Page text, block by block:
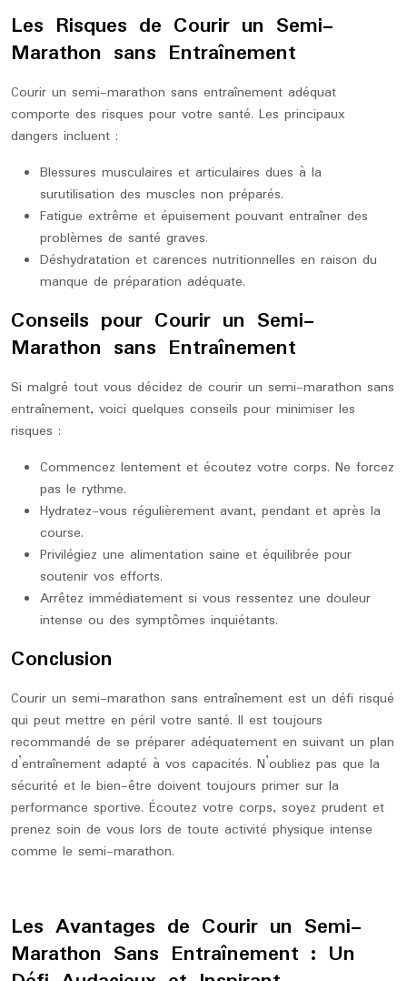
Les Risques de Courir un Semi-
Marathon sans Entraînement
Courir un semi-marathon sans entraînement adéquat
comporte des risques pour votre santé. Les principaux
dangers incluent :
Blessures musculaires et articulaires dues à la
surutilisation des muscles non préparés.
Fatigue extrême et épuisement pouvant entraîner des
problèmes de santé graves.
Déshydratation et carences nutritionnelles en raison du
manque de préparation adéquate.
Conseils pour Courir un Semi-
Marathon sans Entraînement
Si malgré tout vous décidez de courir un semi-marathon sans
entraînement, voici quelques conseils pour minimiser les
risques :
Commencez lentement et écoutez votre corps. Ne forcez
pas le rythme.
Hydratez-vous régulièrement avant, pendant et après la
course.
Privilégiez une alimentation saine et équilibrée pour
soutenir vos efforts.
Arrêtez immédiatement si vous ressentez une douleur
intense ou des symptômes inquiétants.
Conclusion
Courir un semi-marathon sans entraînement est un défi risqué
qui peut mettre en péril votre santé. Il est toujours
recommandé de se préparer adéquatement en suivant un plan
d’entraînement adapté à vos capacités. N’oubliez pas que la
sécurité et le bien-être doivent toujours primer sur la
performance sportive. Écoutez votre corps, soyez prudent et
prenez soin de vous lors de toute activité physique intense
comme le semi-marathon.
Les Avantages de Courir un Semi-
Marathon Sans Entraînement : Un